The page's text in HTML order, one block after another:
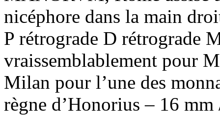
nicéphore dans la main
P rétrograde D rétrograde
vraissemblablement pour
Milan pour l’une des
règne d’Honorius – 16